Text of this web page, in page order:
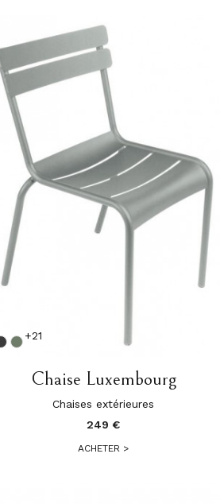
+21
Chaise Luxembourg
Chaises extérieures
249 €
ACHETER >